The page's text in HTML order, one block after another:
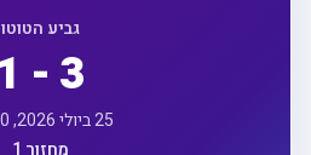
גביע הטוטו
1 - 3
25 ביולי 2026, 17:00
מחזור 1